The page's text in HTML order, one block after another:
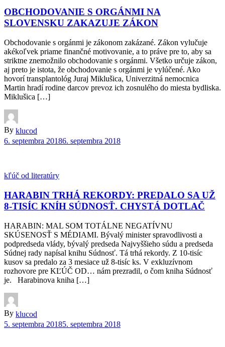
OBCHODOVANIE S ORGÁNMI NA
SLOVENSKU ZAKAZUJE ZÁKON
Obchodovanie s orgánmi je zákonom zakázané. Zákon vylučuje
akékoľvek priame finančné motivovanie, a to práve pre to, aby sa
striktne znemožnilo obchodovanie s orgánmi. Všetko určuje zákon,
aj preto je istota, že obchodovanie s orgánmi je vylúčené. Ako
hovorí transplantológ Juraj Miklušica, Univerzitná nemocnica
Martin hradí rodine darcov prevoz ich zosnulého do miesta bydliska.
Miklušica […]
By klucod
6. septembra 20186. septembra 2018
kľúč od literatúry
HARABIN TRHÁ REKORDY: PREDALO SA UŽ
8-TISÍC KNÍH SÚDNOSŤ. CHYSTÁ DOTLAČ
HARABIN: MAL SOM TOTÁLNE NEGATÍVNU
SKÚSENOSŤ S MÉDIAMI. Bývalý minister spravodlivosti a
podpredseda vlády, bývalý predseda Najvyššieho súdu a predseda
Súdnej rady napísal knihu Súdnosť. Tá trhá rekordy. Z 10-tisíc
kusov sa predalo za 3 mesiace už 8-tisíc ks. V exkluzívnom
rozhovore pre KĽÚČ OD… nám prezradil, o čom kniha Súdnosť
je. Harabinova kniha […]
By klucod
5. septembra 20185. septembra 2018